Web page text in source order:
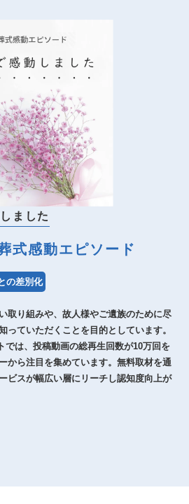
ました
式感動エピソード
の差別化
取り組みや、故人様やご遺族のために尽
っていただくことを目的としています。
は、投稿動画の総再生回数が10万回を
から注目を集めています。無料取材を通
ビスが幅広い層にリーチし認知度向上が